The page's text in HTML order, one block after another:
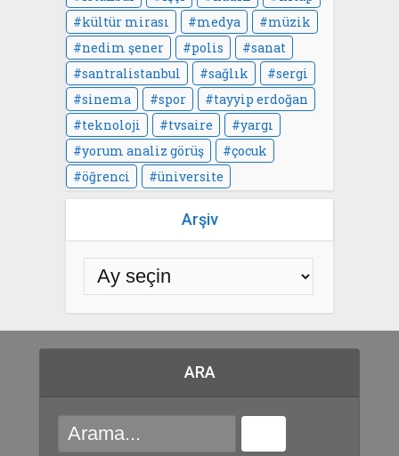
kültür mirası
medya
müzik
nedim şener
polis
sanat
santralistanbul
sağlık
sergi
sinema
spor
tayyip erdoğan
teknoloji
tvsaire
yargı
yorum analiz görüş
çocuk
öğrenci
üniversite
Arşiv
ARA